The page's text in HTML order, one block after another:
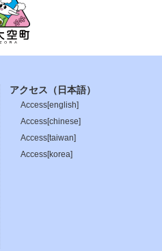
アクセス（日本語）
Access[english]
Access[chinese]
Access[taiwan]
Access[korea]